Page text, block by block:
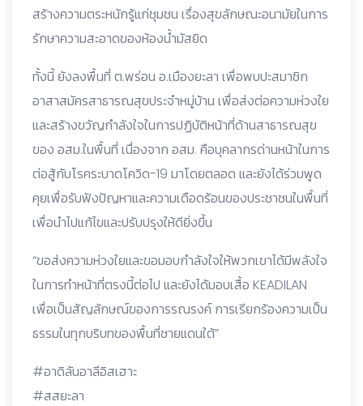
สร้างความตระหนักรู้แก่ชุมชน เรื่องสุขลักษณะอนามัยในการ
รักษาความสะอาดของห้องน้ำมัสยิด
ทั้งนี้ ยังลงพื้นที่ ต.พร่อน อ.เมืองยะลา เพื่อพบปะสมาชิก
อาสาสมัครสาธารณสุขประจำหมู่บ้าน เพื่อส่งต่อความห่วงใย
และสร้างขวัญกำลังใจในการปฏิบัติหน้าที่ด้านสาธารณสุข
ของ อสม.ในพื้นที่ เนื่องจาก อสม. คือบุคลากรด่านหน้าในการ
ต่อสู้กับโรคระบาดโควิด-19 มาโดยตลอด และยังได้ร่วมพูด
คุยเพื่อรับฟังปัญหาและความเดือดร้อนของประชาชนในพื้นที่
เพื่อนำไปแก้ไขและปรับปรุงให้ดียิ่งขึ้น
“ขอส่งความห่วงใยและขอมอบกำลังใจให้พวกเขาได้มีพลังใจ
ในการทำหน้าที่ตรงนี้ต่อไป และยังได้มอบเสื้อ KEADILAN
เพื่อเป็นสัญลักษณ์ของการรณรงค์ การเรียกร้องความเป็น
ธรรมในทุกบริบทของพื้นที่ชายแดนใต้”
#อาดิลันอาลีอิสเฮาะ
#สสยะลา